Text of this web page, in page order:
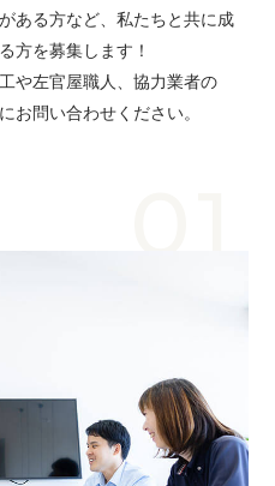
ある方など、私たちと共に成
方を募集します！
や左官屋職人、協力業者の
お問い合わせください。